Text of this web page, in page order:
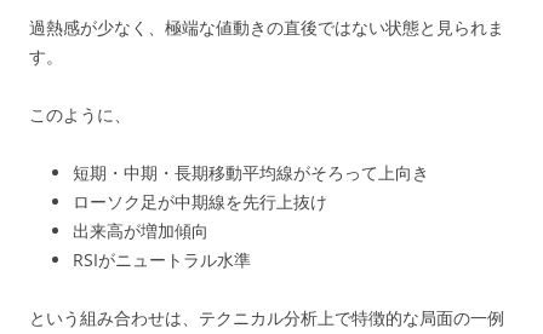
過熱感が少なく、極端な値動きの直後ではない状態と見られま
す。
このように、
短期・中期・長期移動平均線がそろって上向き
ローソク足が中期線を先行上抜け
出来高が増加傾向
RSIがニュートラル水準
という組み合わせは、テクニカル分析上で特徴的な局面の一例